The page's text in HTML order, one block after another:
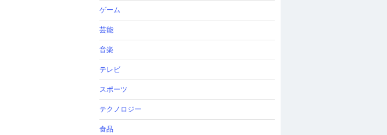
ゲーム
芸能
音楽
テレビ
スポーツ
テクノロジー
食品